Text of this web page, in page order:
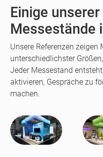
Einige
Messestände
Unsere Referenzen zeigen
unterschiedlichster
Jeder Messestand
aktivieren, Gespräche zu
machen.